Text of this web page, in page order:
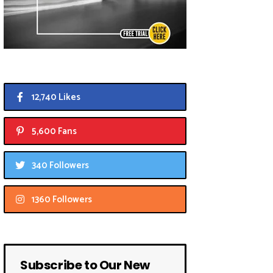
12,740 Likes
5,600 Fans
340 Followers
1360 Followers